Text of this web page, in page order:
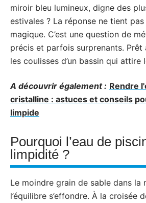
miroir bleu lumineux, digne des
estivales ? La réponse ne tient
magique. C’est une question de
précis et parfois surprenants. Prêt
les coulisses d’un bassin qui attire
A découvrir également : Rendre
cristalline : astuces et conseils
limpide
Pourquoi l’eau de
limpidité ?
Le moindre grain de sable dans la
l’équilibre s’effondre. À la croisée